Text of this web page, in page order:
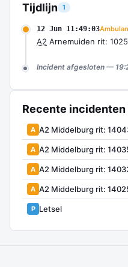
Tijdlijn 1
12 Jun 11:49:03
A2 Arnemuiden rit:
Incident afgesloten —
Recente incidenten
A A2 Middelburg rit:
A A2 Middelburg rit:
A A2 Middelburg rit:
A A2 Middelburg rit:
P Letsel